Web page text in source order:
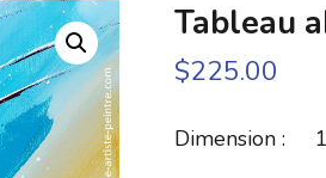
Tableau
$225.00
Dimension :